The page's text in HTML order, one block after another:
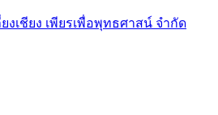
เชียง เพียรเพื่อพุทธศาสน์ จำกัด